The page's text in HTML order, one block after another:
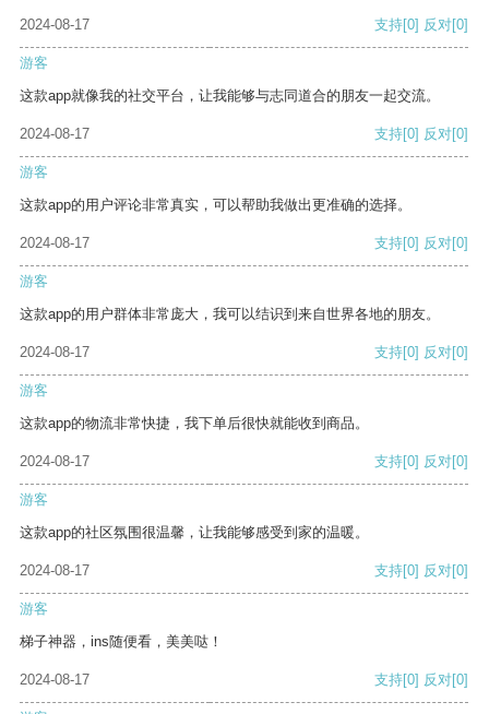
2024-08-17 支持[0] 反对[0]
游客
这款app就像我的社交平台，让我能够与志同道合的朋友一起交流。
2024-08-17 支持[0] 反对[0]
游客
这款app的用户评论非常真实，可以帮助我做出更准确的选择。
2024-08-17 支持[0] 反对[0]
游客
这款app的用户群体非常庞大，我可以结识到来自世界各地的朋友。
2024-08-17 支持[0] 反对[0]
游客
这款app的物流非常快捷，我下单后很快就能收到商品。
2024-08-17 支持[0] 反对[0]
游客
这款app的社区氛围很温馨，让我能够感受到家的温暖。
2024-08-17 支持[0] 反对[0]
游客
梯子神器，ins随便看，美美哒！
2024-08-17 支持[0] 反对[0]